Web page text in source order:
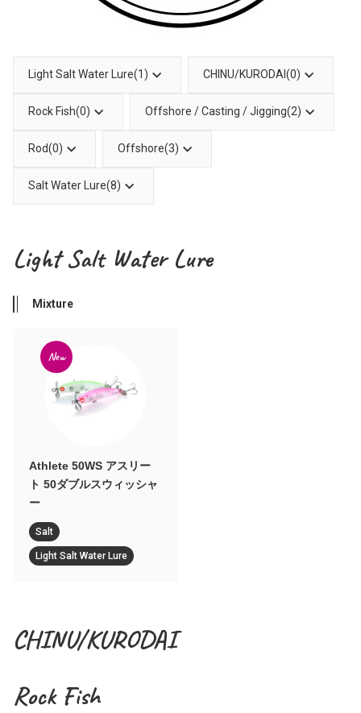
Light Salt Water Lure(1) CHINU/KURODAI(0)
Rock Fish(0) Offshore / Casting / Jigging(2)
Rod(0) Offshore(3)
Salt Water Lure(8)
Light Salt Water Lure
Mixture
New
Athlete 50WS アスリー
ト 50ダブルスウィッシャ
ー
Salt
Light Salt Water Lure
CHINU/KURODAI
Rock Fish